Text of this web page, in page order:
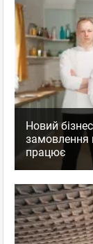
Новий
замовлення
працює